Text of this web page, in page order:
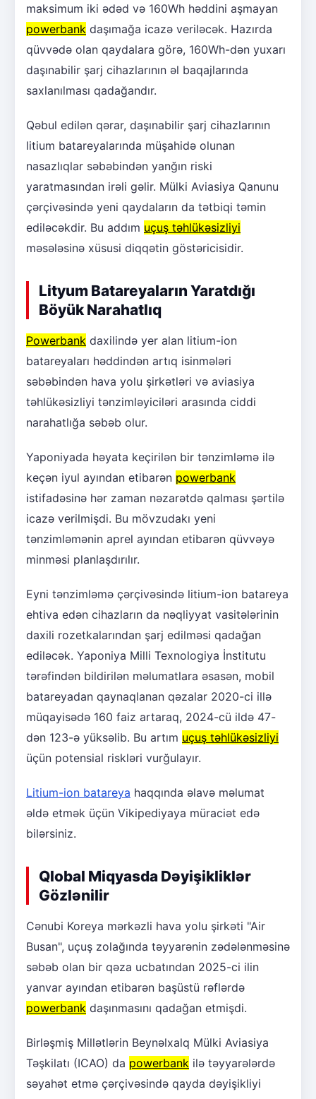
maksimum iki ədəd və 160Wh həddini aşmayan
powerbank daşımağa icazə veriləcək. Hazırda
qüvvədə olan qaydalara görə, 160Wh-dən yuxarı
daşınabilir şarj cihazlarının əl baqajlarında
saxlanılması qadağandır.
Qəbul edilən qərar, daşınabilir şarj cihazlarının
litium batareyalarında müşahidə olunan
nasazlıqlar səbəbindən yanğın riski
yaratmasından irəli gəlir. Mülki Aviasiya Qanunu
çərçivəsində yeni qaydaların da tətbiqi təmin
ediləcəkdir. Bu addım uçuş təhlükəsizliyi
məsələsinə xüsusi diqqətin göstəricisidir.
Lityum Batareyaların Yaratdığı
Böyük Narahatlıq
Powerbank daxilində yer alan litium-ion
batareyaları həddindən artıq isinmələri
səbəbindən hava yolu şirkətləri və aviasiya
təhlükəsizliyi tənzimləyiciləri arasında ciddi
narahatlığa səbəb olur.
Yaponiyada həyata keçirilən bir tənzimləmə ilə
keçən iyul ayından etibarən powerbank
istifadəsinə hər zaman nəzarətdə qalması şərtilə
icazə verilmişdi. Bu mövzudakı yeni
tənzimləmənin aprel ayından etibarən qüvvəyə
minməsi planlaşdırılır.
Eyni tənzimləmə çərçivəsində litium-ion batareya
ehtiva edən cihazların da nəqliyyat vasitələrinin
daxili rozetkalarından şarj edilməsi qadağan
ediləcək. Yaponiya Milli Texnologiya İnstitutu
tərəfindən bildirilən məlumatlara əsasən, mobil
batareyadan qaynaqlanan qəzalar 2020-ci illə
müqayisədə 160 faiz artaraq, 2024-cü ildə 47-
dən 123-ə yüksəlib. Bu artım uçuş təhlükəsizliyi
üçün potensial riskləri vurğulayır.
Litium-ion batareya haqqında əlavə məlumat
əldə etmək üçün Vikipediyaya müraciət edə
bilərsiniz.
Qlobal Miqyasda Dəyişikliklər
Gözlənilir
Cənubi Koreya mərkəzli hava yolu şirkəti "Air
Busan", uçuş zolağında təyyarənin zədələnməsinə
səbəb olan bir qəza ucbatından 2025-ci ilin
yanvar ayından etibarən başüstü rəflərdə
powerbank daşınmasını qadağan etmişdi.
Birləşmiş Millətlərin Beynəlxalq Mülki Aviasiya
Təşkilatı (ICAO) da powerbank ilə təyyarələrdə
səyahət etmə çərçivəsində qayda dəyişikliyi